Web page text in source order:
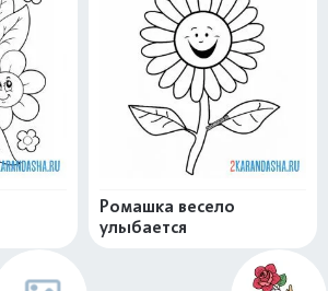
Ромашка весело
улыбается